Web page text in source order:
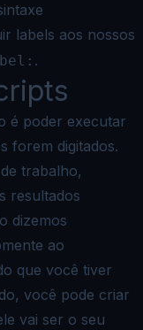
labels aos nossos
.
é poder executar
forem digitados.
trabalho,
resultados
dizemos
ao
que você tiver
você pode criar
vai ser o seu